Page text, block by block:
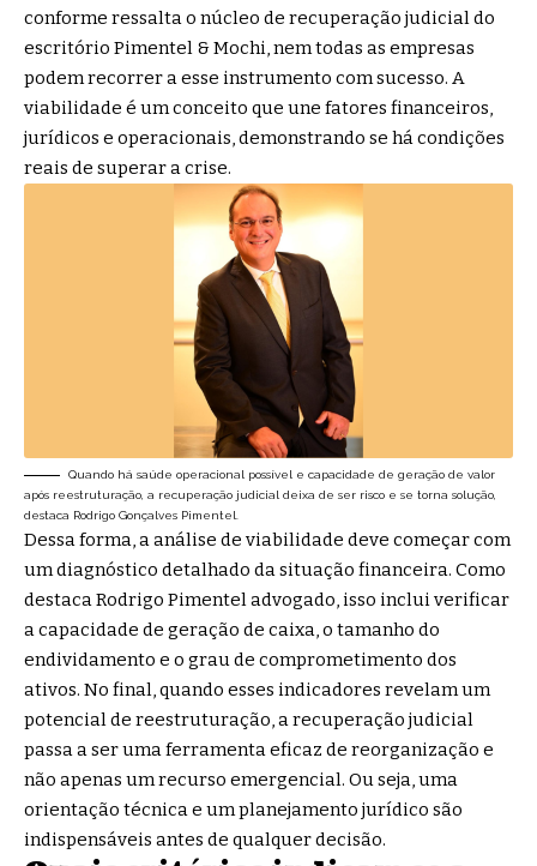
conforme ressalta o núcleo de recuperação judicial do
escritório Pimentel & Mochi, nem todas as empresas
podem recorrer a esse instrumento com sucesso. A
viabilidade é um conceito que une fatores financeiros,
jurídicos e operacionais, demonstrando se há condições
reais de superar a crise.
Quando há saúde operacional possível e capacidade de geração de valor
após reestruturação, a recuperação judicial deixa de ser risco e se torna solução,
destaca Rodrigo Gonçalves Pimentel.
Dessa forma, a análise de viabilidade deve começar com
um diagnóstico detalhado da situação financeira. Como
destaca Rodrigo Pimentel advogado, isso inclui verificar
a capacidade de geração de caixa, o tamanho do
endividamento e o grau de comprometimento dos
ativos. No final, quando esses indicadores revelam um
potencial de reestruturação, a recuperação judicial
passa a ser uma ferramenta eficaz de reorganização e
não apenas um recurso emergencial. Ou seja, uma
orientação técnica e um planejamento jurídico são
indispensáveis antes de qualquer decisão.